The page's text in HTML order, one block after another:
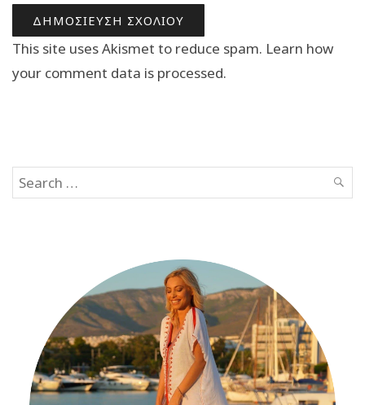
This site uses Akismet to reduce spam. Learn how
your comment data is processed.
Search
for: